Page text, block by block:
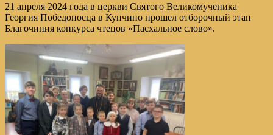
21 апреля 2024 года в церкви Святого Великомученика
Георгия Победоносца в Купчино прошел отборочный этап
Благочиния конкурса чтецов «Пасхальное слово».